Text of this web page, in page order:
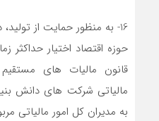
16- به منظور حمایت از
قانون مالیات های
مالیاتی شرکت های دانش
به مدیران کل امور مالیاتی